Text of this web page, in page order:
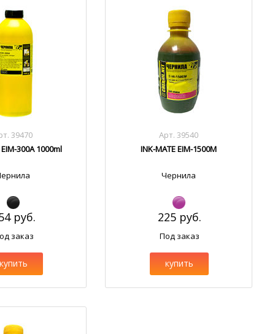
39470
300A 1000ml
руб.
заказ
купить
Арт. 39540
INK-MATE EIM-1500M
Чернила
225 руб.
Под заказ
купить